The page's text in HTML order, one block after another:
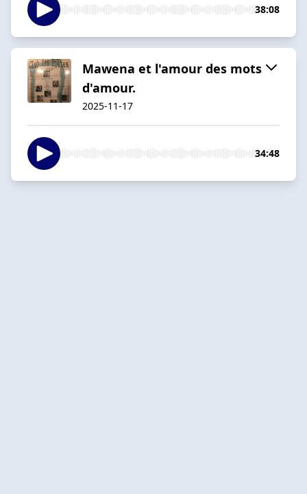
38:08
Mawena et l'amour des mots
d'amour.
2025-11-17
34:48